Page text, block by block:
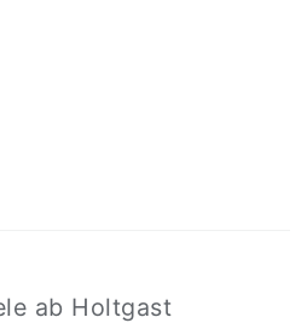
ab Holtgast